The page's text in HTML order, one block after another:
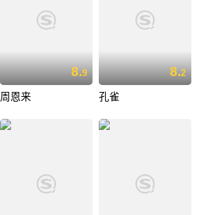
8.9
周恩来
8.2
孔雀